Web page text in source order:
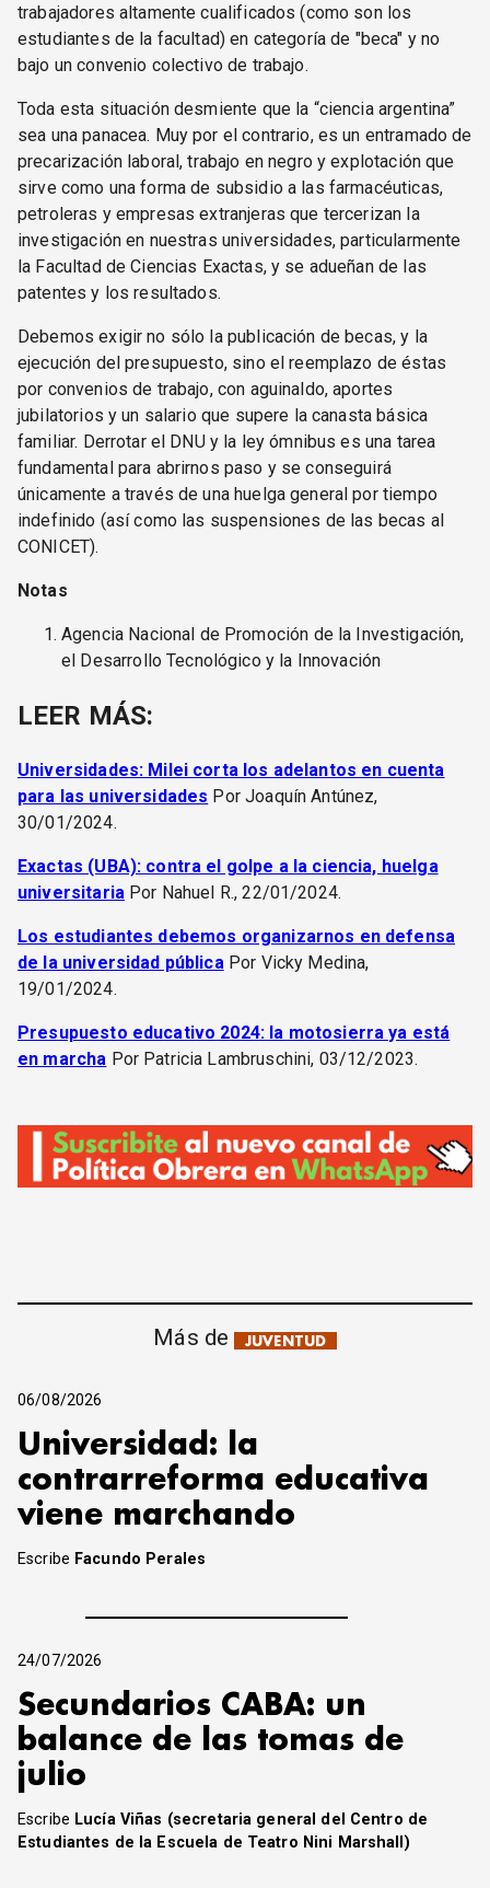
trabajadores altamente cualificados (como son los
estudiantes de la facultad) en categoría de "beca" y no
bajo un convenio colectivo de trabajo.
Toda esta situación desmiente que la “ciencia argentina”
sea una panacea. Muy por el contrario, es un entramado de
precarización laboral, trabajo en negro y explotación que
sirve como una forma de subsidio a las farmacéuticas,
petroleras y empresas extranjeras que tercerizan la
investigación en nuestras universidades, particularmente
la Facultad de Ciencias Exactas, y se adueñan de las
patentes y los resultados.
Debemos exigir no sólo la publicación de becas, y la
ejecución del presupuesto, sino el reemplazo de éstas
por convenios de trabajo, con aguinaldo, aportes
jubilatorios y un salario que supere la canasta básica
familiar. Derrotar el DNU y la ley ómnibus es una tarea
fundamental para abrirnos paso y se conseguirá
únicamente a través de una huelga general por tiempo
indefinido (así como las suspensiones de las becas al
CONICET).
Notas
Agencia Nacional de Promoción de la Investigación,
el Desarrollo Tecnológico y la Innovación
LEER MÁS:
Universidades: Milei corta los adelantos en cuenta
para las universidades Por Joaquín Antúnez,
30/01/2024.
Exactas (UBA): contra el golpe a la ciencia, huelga
universitariaPor Nahuel R., 22/01/2024.
Los estudiantes debemos organizarnos en defensa
de la universidad públicaPor Vicky Medina,
19/01/2024.
Presupuesto educativo 2024: la motosierra ya está
en marcha Por Patricia Lambruschini, 03/12/2023.
Más de JUVENTUD
06/08/2026
Universidad: la
contrarreforma educativa
viene marchando
Escribe Facundo Perales
24/07/2026
Secundarios CABA: un
balance de las tomas de
julio
Escribe Lucía Viñas (secretaria general del Centro de
Estudiantes de la Escuela de Teatro Nini Marshall)